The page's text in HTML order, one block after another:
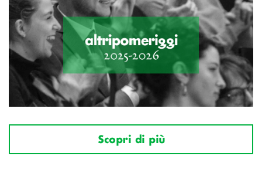
Scopri di più